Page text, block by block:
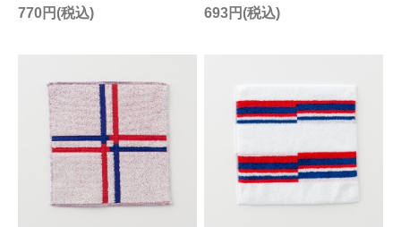
770円(税込)
693円(税込)